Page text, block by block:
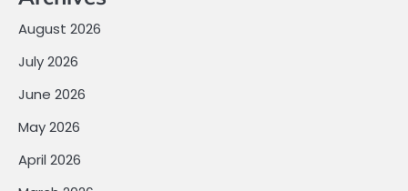
August 2026
July 2026
June 2026
May 2026
April 2026